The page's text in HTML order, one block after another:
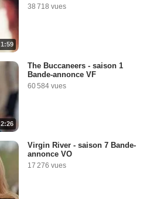
1:59
38 718 vues
2:26
The Buccaneers - saison 1
Bande-annonce VF
60 584 vues
Virgin River - saison 7 Bande-
annonce VO
17 276 vues